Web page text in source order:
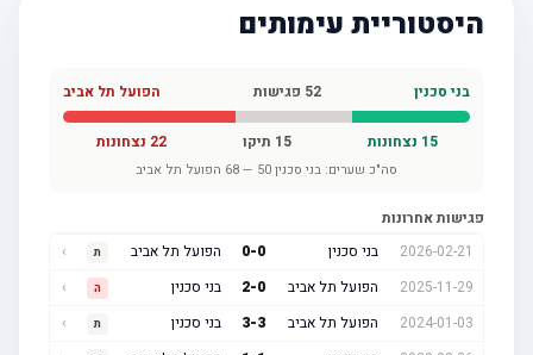
היסטוריית עימותים
בני סכנין 52פגישות הפועל תל אביב
15נצחונות 15תיקו 22נצחונות
סה"כ שערים:בני סכנין 50
—
68 הפועל תל אביב
פגישות אחרונות
2026-02-21
בני סכנין 0- הפועל תל אביב
2025-11-29
הפועל תל אביב 2- בני סכנין
2024-01-03
הפועל תל אביב 3- בני סכנין